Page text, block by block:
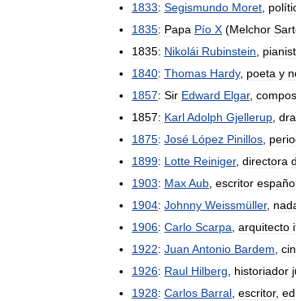
1833: Segismundo Moret
1835: Papa Pío X (Melchor
1835: Nikolái Rubinstein
1840: Thomas Hardy, poeta y
1857: Sir Edward Elgar,
1857: KarlAdolph Gjellerup
1875: José López Pinillos
1899: Lotte Reiniger, directora
1903: MaxAub escritor
1904: Johnny Weissmüller,
1906: Carlo Scarpa arquitecto
1922: Juan Antonio Bardem
1926: Raul Hilberg historiador
1928: Carlos Barral escritor,